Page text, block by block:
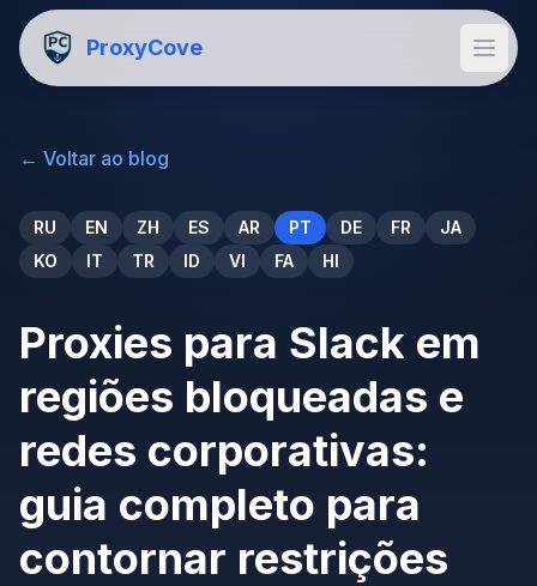
ProxyCove
← Voltar ao blog
RU EN ZH ES AR PT DE FR
JA
KO
IT TR ID VI FA HI
Proxies para Slack em
regiões bloqueadas e
redes corporativas:
guia completo para
contornar restrições